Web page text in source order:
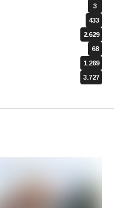
3
433
2.629
68
1.269
3.727